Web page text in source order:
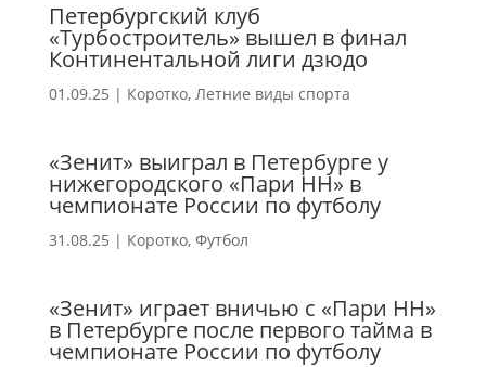
Петербургский клуб
«Турбостроитель» вышел в финал
Континентальной лиги дзюдо
01.09.25 | Коротко, Летние виды спорта
«Зенит» выиграл в Петербурге у
нижегородского «Пари НН» в
чемпионате России по футболу
31.08.25 | Коротко, Футбол
«Зенит» играет вничью с «Пари НН»
в Петербурге после первого тайма в
чемпионате России по футболу